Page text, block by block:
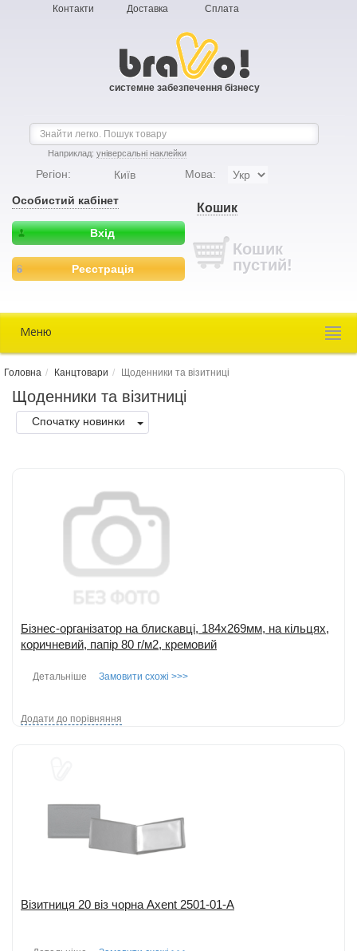
Контакти Доставка Сплата
системне забезпечення бізнесу
Наприклад: універсальні наклейки
Регіон: Київ Мова:
Особистий кабінет
Вхід
Реєстрація
Кошик
Кошик
пустий!
Меню
Головна Канцтовари Щоденники та візитниці
Щоденники та візитниці
Спочатку новинки
Бізнес-організатор на блискавці, 184х269мм, на кільцях,
коричневий, папір 80 г/м2, кремовий
Замовити схожі >>>
Детальніше
Додати до порівняння
Візитниця 20 віз чорна Axent 2501-01-A